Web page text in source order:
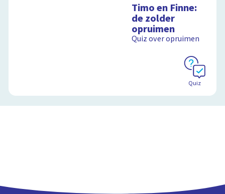
Timo en Finne:
de zolder
opruimen
Quiz over opruimen
Quiz